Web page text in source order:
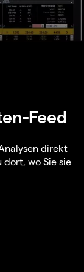
Feed
direkt
wo Sie sie